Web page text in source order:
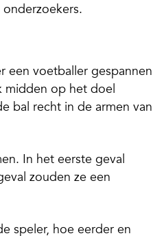
een voetballer gespannen
midden op het doel
bal recht in de armen van
In het eerste geval
zouden ze een
speler, hoe eerder en